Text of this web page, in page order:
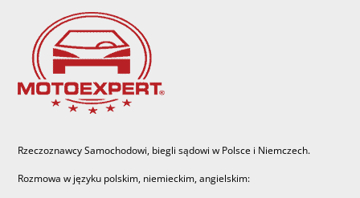
Rzeczoznawcy Samochodowi, biegli sądowi w Polsce i Niemczech.
Rozmowa w języku polskim, niemieckim, angielskim: